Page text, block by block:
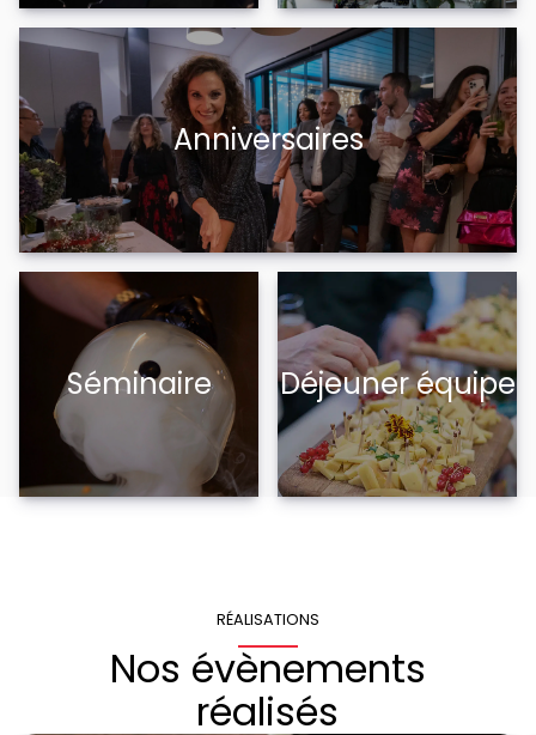
Anniversaires
Séminaire Déjeuner équipe
RÉALISATIONS
Nos évènements
réalisés